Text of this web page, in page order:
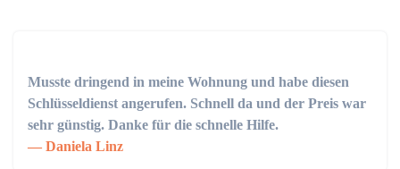
Musste dringend in meine Wohnung und habe diesen
Schlüsseldienst angerufen. Schnell da und der Preis war
sehr günstig. Danke für die schnelle Hilfe.
Daniela Linz